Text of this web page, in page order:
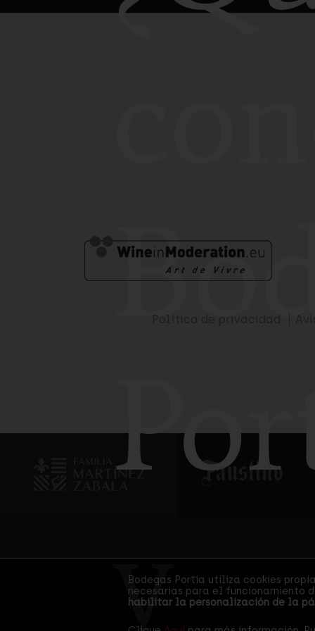
y
Política de privacidad
Bodegas Portia utiliza cookies
necesarias para el funcionamiento
habilitar la personalización de la